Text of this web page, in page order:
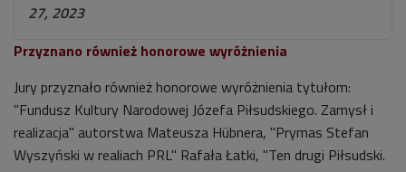
27, 2023
Przyznano również honorowe wyróżnienia
Jury przyznało również honorowe wyróżnienia tytułom:
"Fundusz Kultury Narodowej Józefa Piłsudskiego. Zamysł i
realizacja" autorstwa Mateusza Hübnera, "Prymas Stefan
Wyszyński w realiach PRL" Rafała Łatki, "Ten drugi Piłsudski.